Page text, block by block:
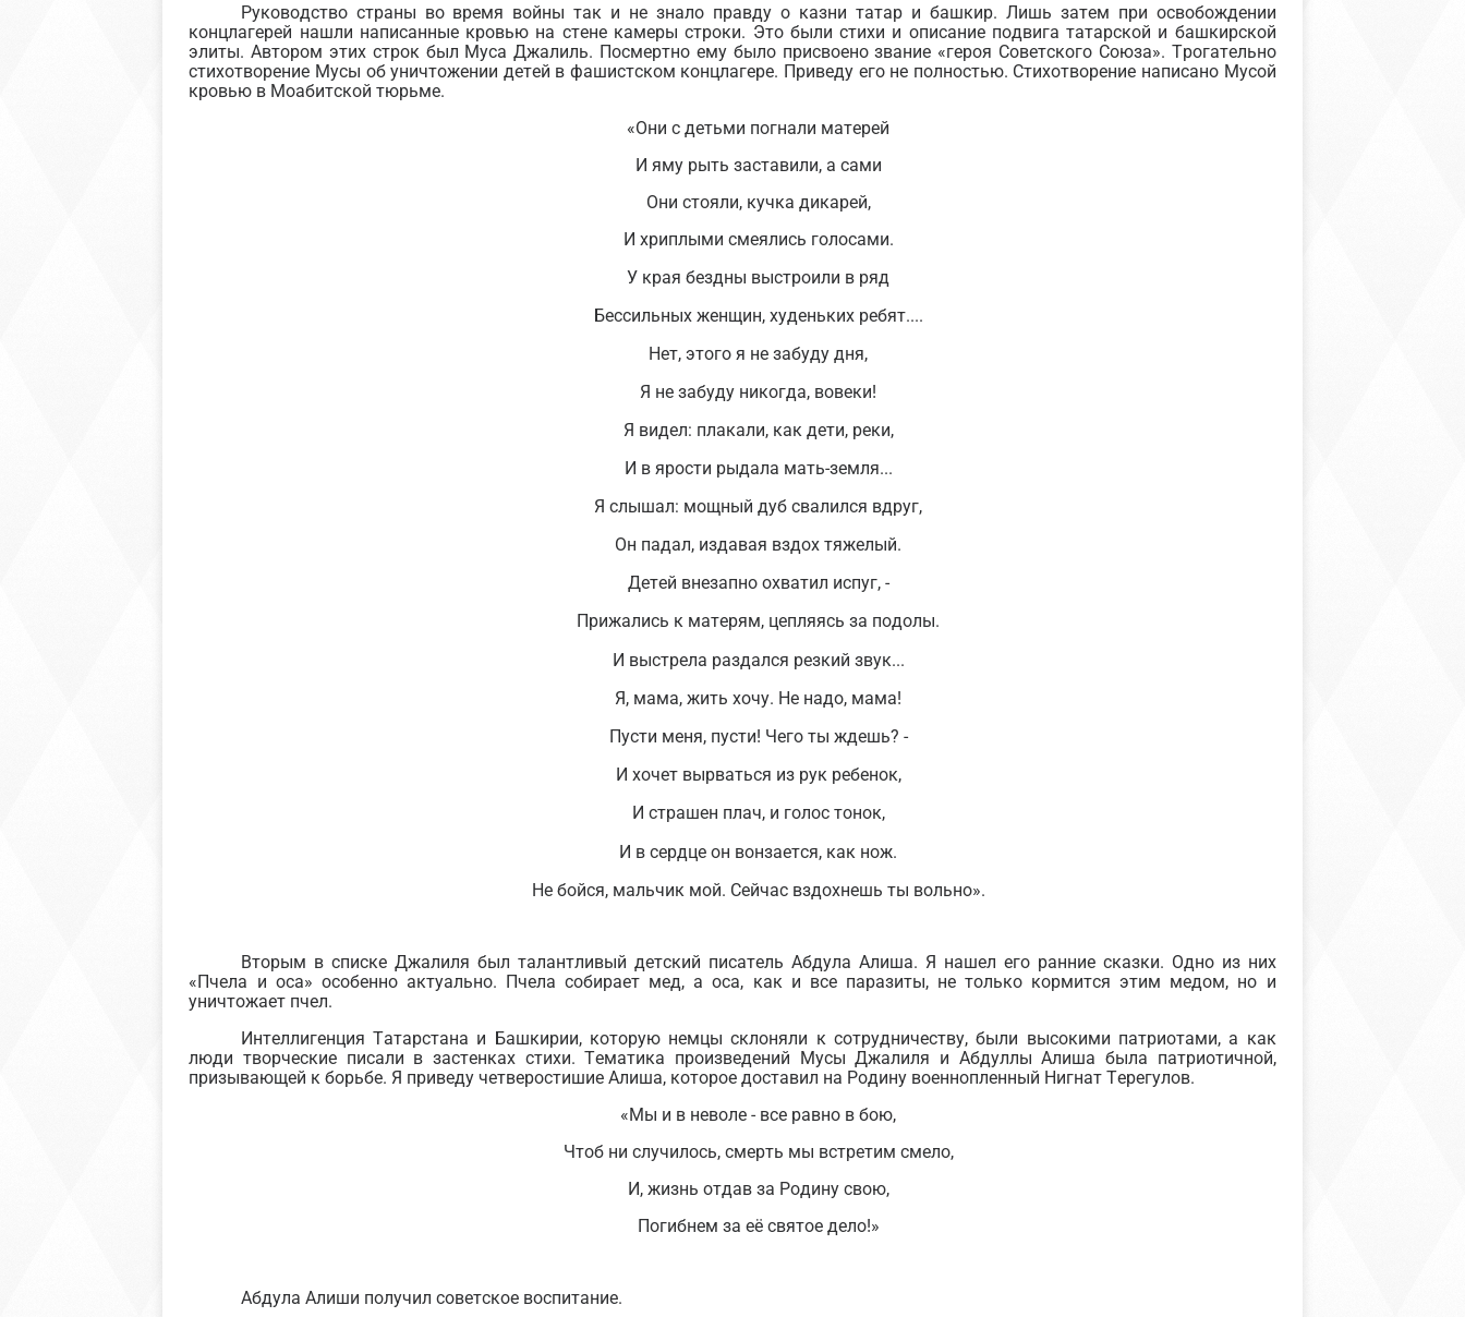
Руководство страны во время войны так и не знало правду о казни татар и башкир. Лишь затем при освобождении
концлагерей нашли написанные кровью на стене камеры строки. Это были стихи и описание подвига татарской и башкирской
элиты. Автором этих строк был Муса Джалиль. Посмертно ему было присвоено звание «героя Советского Союза». Трогательно
стихотворение Мусы об уничтожении детей в фашистском концлагере. Приведу его не полностью. Стихотворение написано Мусой
кровью в Моабитской тюрьме.
«Они с детьми погнали матерей
И яму рыть заставили, а сами
Они стояли, кучка дикарей,
И хриплыми смеялись голосами.
У края бездны выстроили в ряд
Бессильных женщин, худеньких ребят....
Нет, этого я не забуду дня,
Я не забуду никогда, вовеки!
Я видел: плакали, как дети, реки,
И в ярости рыдала мать-земля...
Я слышал: мощный дуб свалился вдруг,
Он падал, издавая вздох тяжелый.
Детей внезапно охватил испуг, -
Прижались к матерям, цепляясь за подолы.
И выстрела раздался резкий звук...
Я, мама, жить хочу. Не надо, мама!
Пусти меня, пусти! Чего ты ждешь? -
И хочет вырваться из рук ребенок,
И страшен плач, и голос тонок,
И в сердце он вонзается, как нож.
Не бойся, мальчик мой. Сейчас вздохнешь ты вольно».
Вторым в списке Джалиля был талантливый детский писатель Абдула Алиша. Я нашел его ранние сказки. Одно из них
«Пчела и оса» особенно актуально. Пчела собирает мед, а оса, как и все паразиты, не только кормится этим медом, но и
уничтожает пчел.
Интеллигенция Татарстана и Башкирии, которую немцы склоняли к сотрудничеству, были высокими патриотами, а как
люди творческие писали в застенках стихи. Тематика произведений Мусы Джалиля и Абдуллы Алиша была патриотичной,
призывающей к борьбе. Я приведу четверостишие Алиша, которое доставил на Родину военнопленный Нигнат Терегулов.
«Мы и в неволе - все равно в бою,
Чтоб ни случилось, смерть мы встретим смело,
И, жизнь отдав за Родину свою,
Погибнем за её святое дело!»
Абдула Алиши получил советское воспитание.